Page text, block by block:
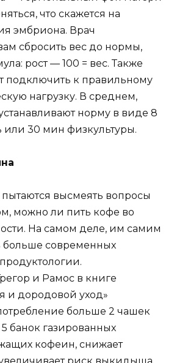
что скажется на
эмбриона. Врач
сбросить вес до нормы,
рост — 100 = вес. Также
подключить к правильному
нагрузку. В среднем,
норму в виде 8
или 30 мин физкультуры.
высмеять вопросы
можно ли пить кофе во
На самом деле, им самим
больше современных
и Рамос в книге
и дородовой уход»
больше 2 чашек
банок газированных
кофеин, снижает